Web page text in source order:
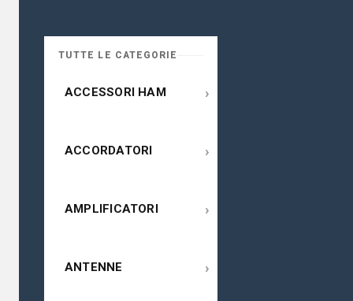
TUTTE LE CATEGORIE
ACCESSORI HAM ›
ACCORDATORI ›
AMPLIFICATORI ›
ANTENNE ›